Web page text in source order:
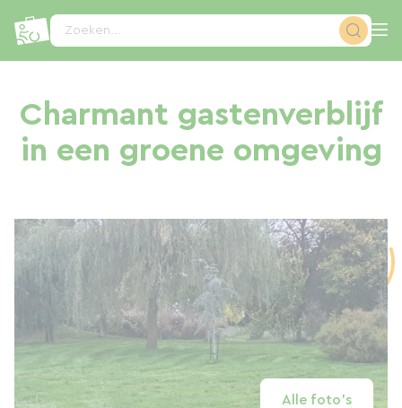
Zoeken...
Charmant gastenverblijf
in een groene omgeving
Alle foto's
Cookies beheer paneel